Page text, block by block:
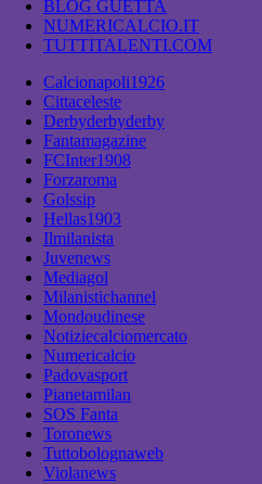
BLOG GUETTA
NUMERICALCIO.IT
TUTTITALENTI.COM
Calcionapoli1926
Cittaceleste
Derbyderbyderby
Fantamagazine
FCInter1908
Forzaroma
Golssip
Hellas1903
Ilmilanista
Juvenews
Mediagol
Milanistichannel
Mondoudinese
Notiziecalciomercato
Numericalcio
Padovasport
Pianetamilan
SOS Fanta
Toronews
Tuttobolognaweb
Violanews